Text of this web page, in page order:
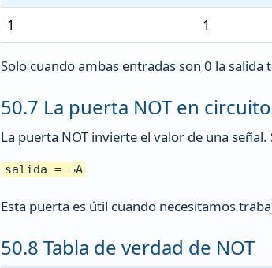
1
1
Solo cuando ambas entradas son 0 la salida
50.7 La puerta NOT en
La puerta NOT invierte el valor de una
salida = ¬A
Esta puerta es útil cuando necesitamos
50.8 Tabla de verdad de NOT